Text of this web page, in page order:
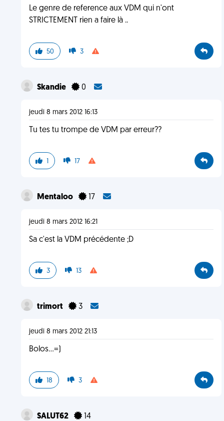
Le genre de reference aux VDM qui n'ont
STRICTEMENT rien a faire là ..
50 3
Skandie 0
jeudi 8 mars 2012 16:13
Tu tes tu trompe de VDM par erreur??
1 17
Mentaloo 17
jeudi 8 mars 2012 16:21
Sa c'est la VDM précédente ;D
3 13
trimort 3
jeudi 8 mars 2012 21:13
Bolos...=)
18 3
SALUT62 14